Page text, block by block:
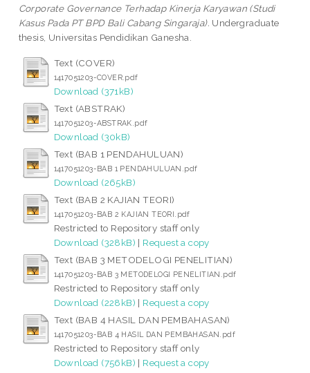
Corporate Governance Terhadap Kinerja Karyawan (Studi
Kasus Pada PT BPD Bali Cabang Singaraja). Undergraduate
thesis, Universitas Pendidikan Ganesha.
Text (COVER)
1417051203-COVER.pdf
Download (371kB)
Text (ABSTRAK)
1417051203-ABSTRAK.pdf
Download (30kB)
Text (BAB 1 PENDAHULUAN)
1417051203-BAB 1 PENDAHULUAN.pdf
Download (265kB)
Text (BAB 2 KAJIAN TEORI)
1417051203-BAB 2 KAJIAN TEORI.pdf
Restricted to Repository staff only
Download (328kB) | Request a copy
Text (BAB 3 METODELOGI PENELITIAN)
1417051203-BAB 3 METODELOGI PENELITIAN.pdf
Restricted to Repository staff only
Download (228kB) | Request a copy
Text (BAB 4 HASIL DAN PEMBAHASAN)
1417051203-BAB 4 HASIL DAN PEMBAHASAN.pdf
Restricted to Repository staff only
Download (756kB) | Request a copy